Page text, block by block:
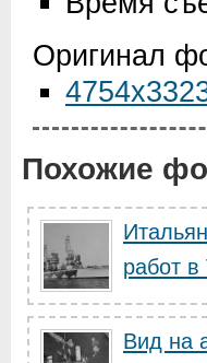
Оригинал
Похожие
работ в
Вид на